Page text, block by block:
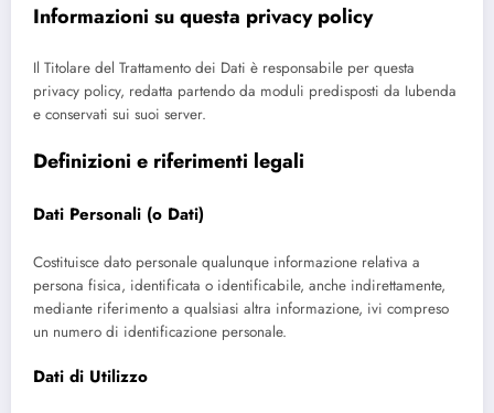
Informazioni su questa privacy policy
Il Titolare del Trattamento dei Dati è responsabile per questa
privacy policy, redatta partendo da moduli predisposti da Iubenda
e conservati sui suoi server.
Definizioni e riferimenti legali
Dati Personali (o Dati)
Costituisce dato personale qualunque informazione relativa a
persona fisica, identificata o identificabile, anche indirettamente,
mediante riferimento a qualsiasi altra informazione, ivi compreso
un numero di identificazione personale.
Dati di Utilizzo